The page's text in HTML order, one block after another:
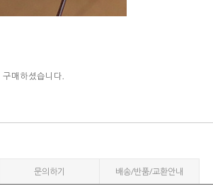
매하셨습니다.
문의하기 배송/반품/교환안내